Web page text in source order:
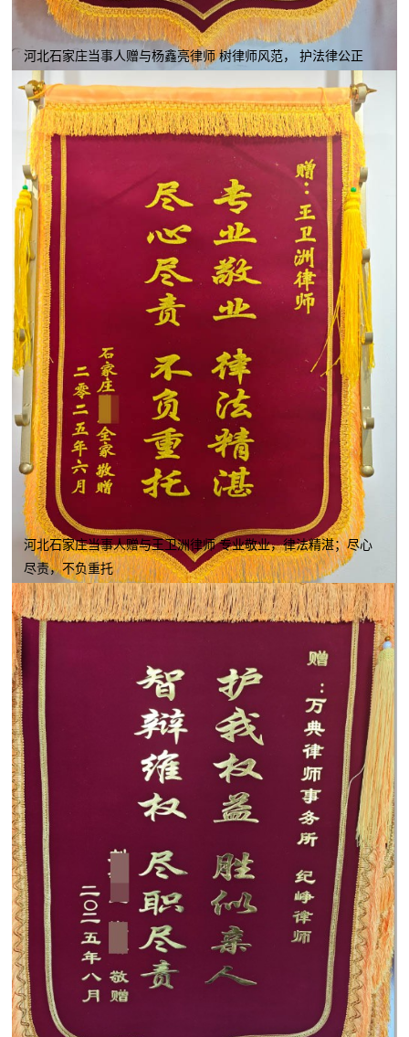
河北石家庄当事人赠与杨鑫亮律师 树律师风范， 护法律公正
河北石家庄当事人赠与王卫洲律师 专业敬业，律法精湛；尽心
尽责，不负重托